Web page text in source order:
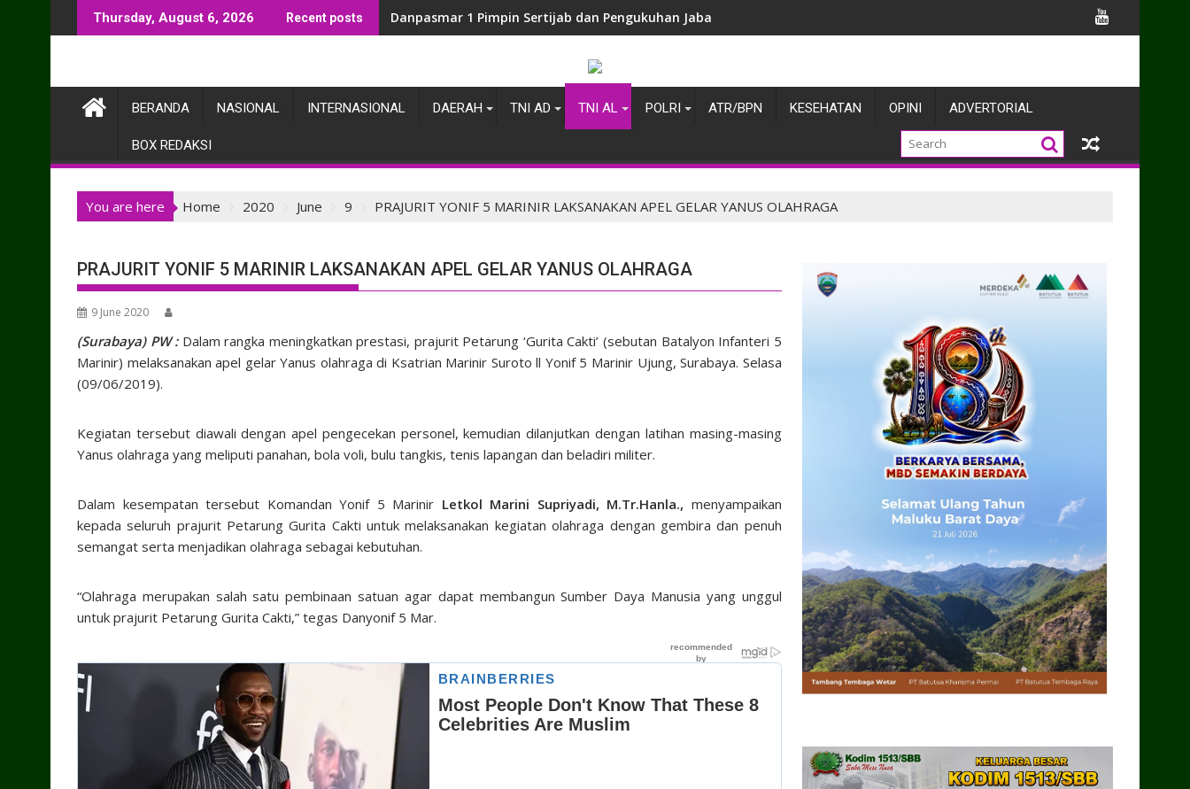
to
Thursday, August 6, 2026 Recent posts Danpasmar 1 Pimpin Sertijab dan Pengukuhan Jabatan di Jajaran Pasmar 1
BERANDA NASIONAL INTERNASIONAL DAERAH TNI AD TNI AL POLRI ATR/BPN KESEHATAN OPINI ADVERTORIAL
BOX REDAKSI
You are here Home 2020 June 9 PRAJURIT YONIF 5 MARINIR LAKSANAKAN APEL GELAR YANUS OLAHRAGA
PRAJURIT YONIF 5 MARINIR LAKSANAKAN APEL GELAR YANUS OLAHRAGA
9 June 2020
(Surabaya) PW :Dalam rangka meningkatkan prestasi, prajurit Petarung ‘Gurita Cakti’ (sebutan Batalyon Infanteri 5
Marinir) melaksanakan apel gelar Yanus olahraga di Ksatrian Marinir Suroto ll Yonif 5 Marinir Ujung, Surabaya. Selasa
(09/06/2019).
Kegiatan tersebut diawali dengan apel pengecekan personel, kemudian dilanjutkan dengan latihan masing-masing
Yanus olahraga yang meliputi panahan, bola voli, bulu tangkis, tenis lapangan dan beladiri militer.
Dalam kesempatan tersebut Komandan Yonif 5 Marinir Letkol Marini Supriyadi, M.Tr.Hanla., menyampaikan
kepada seluruh prajurit Petarung Gurita Cakti untuk melaksanakan kegiatan olahraga dengan gembira dan penuh
semangat serta menjadikan olahraga sebagai kebutuhan.
“Olahraga merupakan salah satu pembinaan satuan agar dapat membangun Sumber Daya Manusia yang unggul
untuk prajurit Petarung Gurita Cakti,” tegas Danyonif 5 Mar.